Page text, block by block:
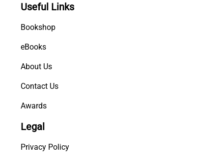
Useful Links
Bookshop
eBooks
About Us
Contact Us
Awards
Legal
Privacy Policy